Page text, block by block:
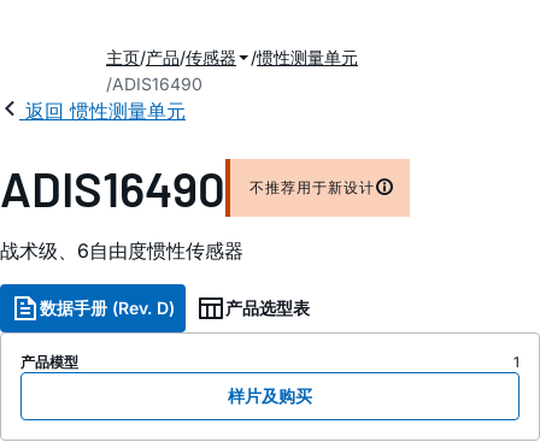
主页 产品 传感器
惯性测量单元
ADIS16490
返回 惯性测量单元
ADIS16490 不推荐用于新设计
战术级、6自由度惯性传感器
数据手册 (Rev. D) 产品选型表
产品模型 1
样片及购买